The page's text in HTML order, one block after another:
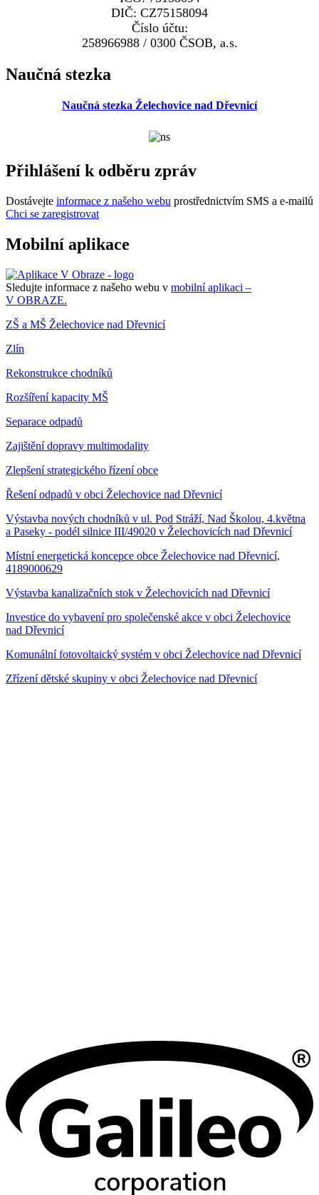
DIČ: CZ75158094
Číslo účtu:
258966988 / 0300 ČSOB, a.s.
Naučná stezka
Naučná stezka Želechovice nad Dřevnicí
Přihlášení k odběru zpráv
Dostávejte informace z našeho webu prostřednictvím SMS a e-mailů
Chci se zaregistrovat
Mobilní aplikace
Sledujte informace z našeho webu v mobilní aplikaci –
V OBRAZE.
ZŠ a MŠ Želechovice nad Dřevnicí
Zlín
Rekonstrukce chodníků
Rozšíření kapacity MŠ
Separace odpadů
Zajištění dopravy multimodality
Zlepšení strategického řízení obce
Řešení odpadů v obci Želechovice nad Dřevnicí
Výstavba nových chodníků v ul. Pod Stráží, Nad Školou, 4.května
a Paseky - podél silnice III/49020 v Želechovicích nad Dřevnicí
Místní energetická koncepce obce Želechovice nad Dřevnicí,
4189000629
Výstavba kanalizačních stok v Želechovicích nad Dřevnicí
Investice do vybavení pro společenské akce v obci Želechovice
nad Dřevnicí
Komunální fotovoltaický systém v obci Želechovice nad Dřevnicí
Zřízení dětské skupiny v obci Želechovice nad Dřevnicí